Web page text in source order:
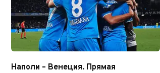
Наполи – Венеция. Прямая